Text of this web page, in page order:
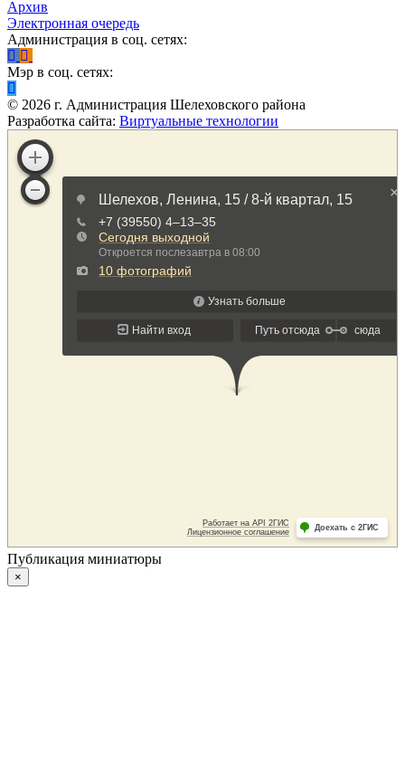
Архив
Электронная очередь
Администрация в соц. сетях:
Мэр в соц. сетях:
© 2026 г. Администрация Шелеховского района
Разработка сайта: Виртуальные технологии
Публикация миниатюры
×